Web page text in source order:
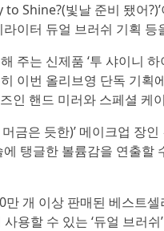
to Shine?(빛날 준비 됐어
이터 듀얼 브러쉬 기획 등
주는 신제품 ‘투 샤이니
이번 올리브영 단독 기
인 핸드 미러와 스페셜 케
머금은 듯한)’ 메이크업
탱글한 볼륨감을 연출
개 이상 판매된 베스트
용할 수 있는 ‘듀얼 브러